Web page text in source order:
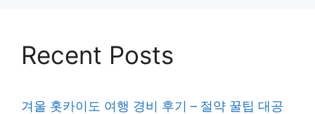
Recent Posts
겨울 홋카이도 여행 경비 후기 – 절약 꿀팁 대공